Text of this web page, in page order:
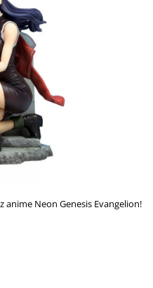
Neon Genesis Evangelion!